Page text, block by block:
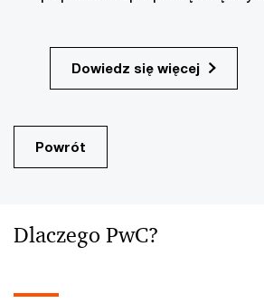
Dowiedz się więcej
Powrót
Dlaczego PwC?